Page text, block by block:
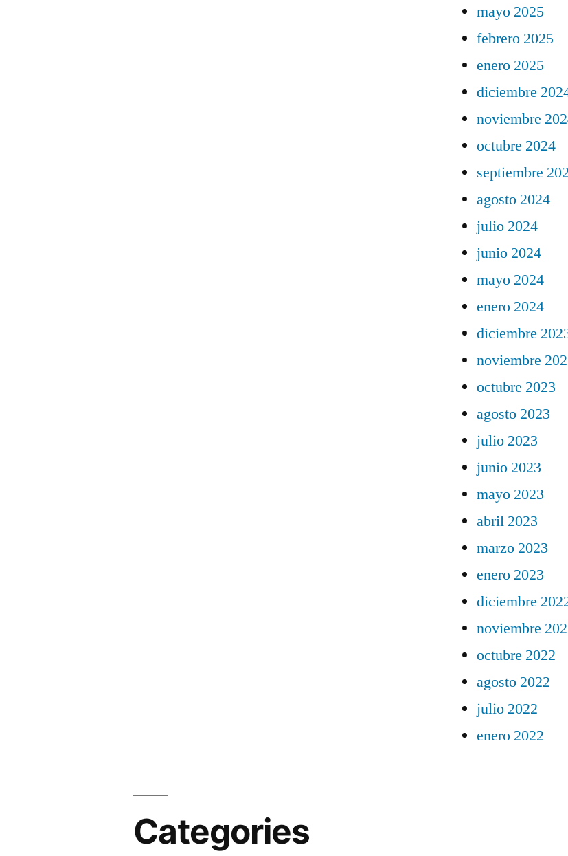
mayo 2025
febrero 2025
enero 2025
diciembre
noviembre
octubre 2024
septiembre
agosto 2024
julio 2024
junio 2024
mayo 2024
enero 2024
diciembre
noviembre
octubre 2023
agosto 2023
julio 2023
junio 2023
mayo 2023
abril 2023
marzo 2023
enero 2023
diciembre
noviembre
octubre 2022
agosto 2022
julio 2022
enero 2022
Categories